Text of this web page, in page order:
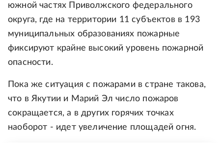
южной частях Приволжского федерального
округа, где на территории 11 субъектов в 193
муниципальных образованиях пожарные
фиксируют крайне высокий уровень пожарной
опасности.
Пока же ситуация с пожарами в стране такова,
что в Якутии и Марий Эл число пожаров
сокращается, а в других горячих точках
наоборот - идет увеличение площадей огня.